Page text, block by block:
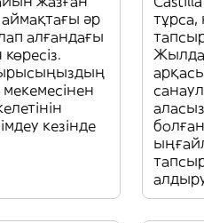
әр
алғандағы
кезінде
тұрса,